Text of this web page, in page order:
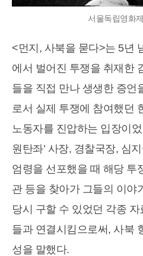
서울독립영화
<먼지, 사북을 묻다>는 5년
에서 벌어진 투쟁을 취재한
들을 직접 만나 생생한 증언
로서 실제 투쟁에 참여했던
노동자를 진압하는 입장이
원탄좌’ 사장, 경찰국장, 심
엄령을 선포했을 때 해당 투
관 등을 찾아가 그들의 이야
당시 구할 수 있었던 각종
들과 연결시킴으로써, 사북
성을 말했다.